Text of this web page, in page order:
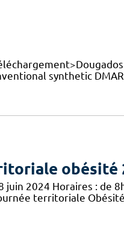
synthetic
obésité
2024 Horaires : de
territoriale